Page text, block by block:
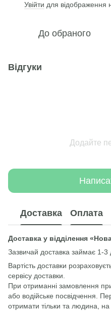
Увійти для відображення
До обраного
Відгуки
Додайте
Доставка Оплата
Доставка у відділення
Зазвичай доставка займає 1-3
Вартість доставки
сервісу доставки.
При отриманні замовлення
або водійське посвідчення.
отримати тільки та людина,